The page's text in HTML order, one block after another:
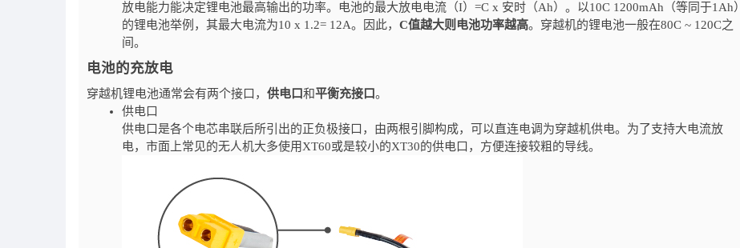
放电能力能决定锂电池最高输出的功率。电池的最大放电电流（I）=C x 安时（Ah）。以10C 1200mAh（等同于1Ah）
的锂电池举例，其最大电流为10 x 1.2= 12A。因此， C值越大则电池功率越高。穿越机的锂电池一般在80C ~ 120C之
间。
电池的充放电
穿越机锂电池通常会有两个接口， 供电口和平衡充接口。
供电口
供电口是各个电芯串联后所引出的正负极接口，由两根引脚构成，可以直连电调为穿越机供电。为了支持大电流放
电，市面上常见的无人机大多使用XT60或是较小的XT30的供电口，方便连接较粗的导线。